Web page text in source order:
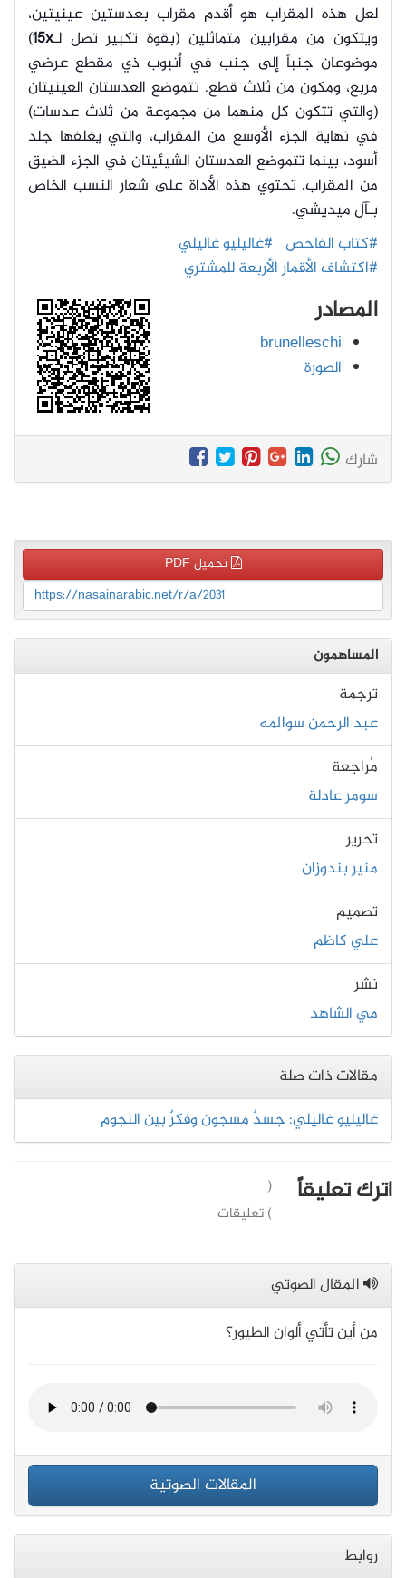
لعل هذه المقراب هو أقدم مقراب بعدستين عينيتين،
ويتكون من مقرابين متماثلين (بقوة تكبير تصل لـ15x
)
موضوعان جنباً إلى جنب في أنبوب ذي مقطع عرضي
مربع، ومكون من ثلاث قطع. تتموضع العدستان العينيتان
(والتي تتكون كل منهما من مجموعة من ثلاث عدسات)
في نهاية الجزء الأوسع من المقراب، والتي يغلفها جلد
أسود، بينما تتموضع العدستان الشيئيتان في الجزء الضيق
من المقراب. تحتوي هذه الأداة على شعار النسب الخاص
بـآل ميديشي.
#كتاب الفاحص #غاليليو غاليلي
#اكتشاف الأقمار الأربعة للمشتري
المصادر
brunelleschi
الصورة
شارك
تحميل PDF
https://nasainarabic.net/r/a/2031
المساهمون
ترجمة
عبد الرحمن سوالمه
مُراجعة
سومر عادلة
تحرير
منير بندوزان
تصميم
علي كاظم
نشر
مي الشاهد
مقالات ذات صلة
غاليليو غاليلي: جسدٌ مسجون وفكرٌ بين النجوم
اترك تعليقاً
(
) تعليقات
المقال الصوتي
من أين تأتي ألوان الطيور؟
المقالات الصوتية
روابط